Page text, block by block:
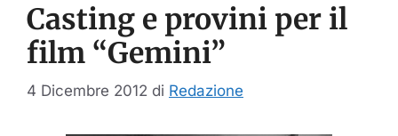
Casting e provini per il
film “Gemini”
4 Dicembre 2012 di Redazione